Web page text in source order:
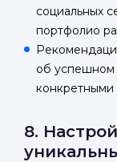
социальных
портфолио
об успешном
8.